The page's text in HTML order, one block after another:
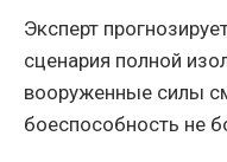
Эксперт
сценария полной
вооруженные силы
боеспособность не